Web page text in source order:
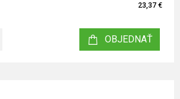
23,37 €
OBJEDNAŤ